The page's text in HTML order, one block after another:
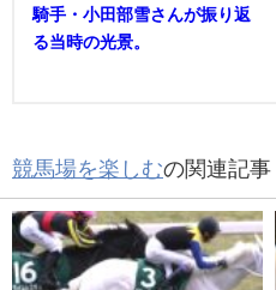
騎手・小田部雪さんが振り返
る当時の光景。
競馬場を楽しむの関連記事